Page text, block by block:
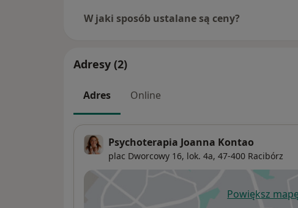
W jaki sposób ustalane są ceny?
Adresy (2)
Adres Online
Psychoterapia Joanna Kontao
plac Dworcowy 16, lok. 4a, 47-400 Racibórz
Powiększ mapę
otwiera